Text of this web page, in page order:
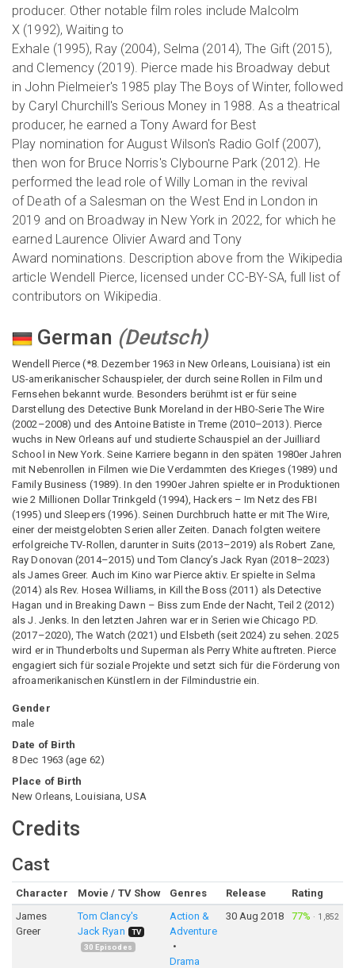
producer. Other notable film roles include Malcolm
X (1992), Waiting to
Exhale (1995), Ray (2004), Selma (2014), The Gift (2015),
and Clemency (2019). Pierce made his Broadway debut
in John Pielmeier's 1985 play The Boys of Winter, followed
by Caryl Churchill's Serious Money in 1988. As a theatrical
producer, he earned a Tony Award for Best
Play nomination for August Wilson's Radio Golf (2007),
then won for Bruce Norris's Clybourne Park (2012). He
performed the lead role of Willy Loman in the revival
of Death of a Salesman on the West End in London in
2019 and on Broadway in New York in 2022, for which he
earned Laurence Olivier Award and Tony
Award nominations. Description above from the Wikipedia
article Wendell Pierce, licensed under CC-BY-SA, full list of
contributors on Wikipedia.
German (Deutsch)
Wendell Pierce (*8. Dezember 1963 in New Orleans, Louisiana) ist ein
US-amerikanischer Schauspieler, der durch seine Rollen in Film und
Fernsehen bekannt wurde. Besonders berühmt ist er für seine
Darstellung des Detective Bunk Moreland in der HBO-Serie The Wire
(2002–2008) und des Antoine Batiste in Treme (2010–2013). Pierce
wuchs in New Orleans auf und studierte Schauspiel an der Juilliard
School in New York. Seine Karriere begann in den späten 1980er Jahren
mit Nebenrollen in Filmen wie Die Verdammten des Krieges (1989) und
Family Business (1989). In den 1990er Jahren spielte er in Produktionen
wie 2 Millionen Dollar Trinkgeld (1994), Hackers – Im Netz des FBI
(1995) und Sleepers (1996). Seinen Durchbruch hatte er mit The Wire,
einer der meistgelobten Serien aller Zeiten. Danach folgten weitere
erfolgreiche TV-Rollen, darunter in Suits (2013–2019) als Robert Zane,
Ray Donovan (2014–2015) und Tom Clancy’s Jack Ryan (2018–2023)
als James Greer. Auch im Kino war Pierce aktiv. Er spielte in Selma
(2014) als Rev. Hosea Williams, in Kill the Boss (2011) als Detective
Hagan und in Breaking Dawn – Biss zum Ende der Nacht, Teil 2 (2012)
als J. Jenks. In den letzten Jahren war er in Serien wie Chicago P.D.
(2017–2020), The Watch (2021) und Elsbeth (seit 2024) zu sehen. 2025
wird er in Thunderbolts und Superman als Perry White auftreten. Pierce
engagiert sich für soziale Projekte und setzt sich für die Förderung von
afroamerikanischen Künstlern in der Filmindustrie ein.
Gender
male
Date of Birth
8 Dec 1963 (age 62)
Place of Birth
New Orleans, Louisiana, USA
Credits
Cast
Character Movie / TV Show Genres Release
Rating
James
Greer
Tom Clancy's
Jack Ryan
TV
30 Episodes
Action &
Adventure
Drama
30 Aug 2018 77% · 1,852